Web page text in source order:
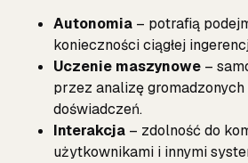
Autonomia – potrafią
konieczności ciągłej
Uczenie maszynowe –
przez analizę gromadzonych
doświadczeń.
Interakcja – zdolność do
użytkownikami i innymi